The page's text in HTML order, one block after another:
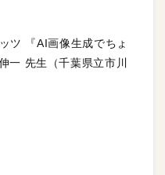
ツ 『AI画像生成でちょ
一 先生（千葉県立市川